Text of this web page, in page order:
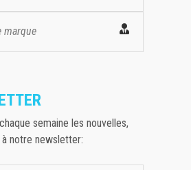
marque
semaine les nouvelles,
notre newsletter: